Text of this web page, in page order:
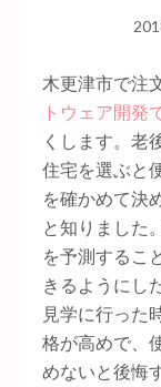
木更津市で注
トウェア開発
くします。老
住宅を選ぶと
を確かめて決
と知りました
を予測するこ
きるようにし
見学に行った
格が高めで、
めないと後悔